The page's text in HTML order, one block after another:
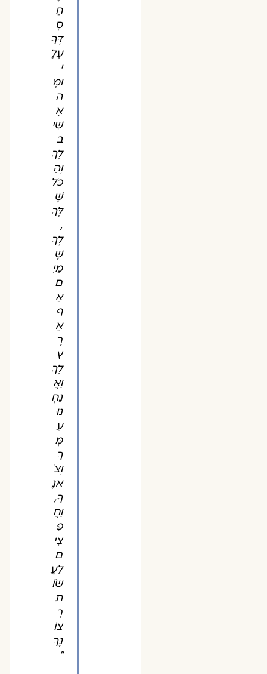
חַ
סְ
דְּךָ
עָלָ
וּמָ
ה
אָ
שִׁי
ב
לָךְ
וְהַ
כֹּל
שֶׁ
לָּךְ
לְךָ
שָׁ
מַיִ
ם
אַ
ף
אֶ
רֶ
ץ
לָךְ
וַאֲ
נַחְ
נוּ
עַ
מְּ
ךָ
וְצֹ
אנֶ
ךָ,
וַחֲ
פֵ
צִי
ם
לַעֲ
שֹוֹ
ת
רְ
צוֹ
נֶךָ